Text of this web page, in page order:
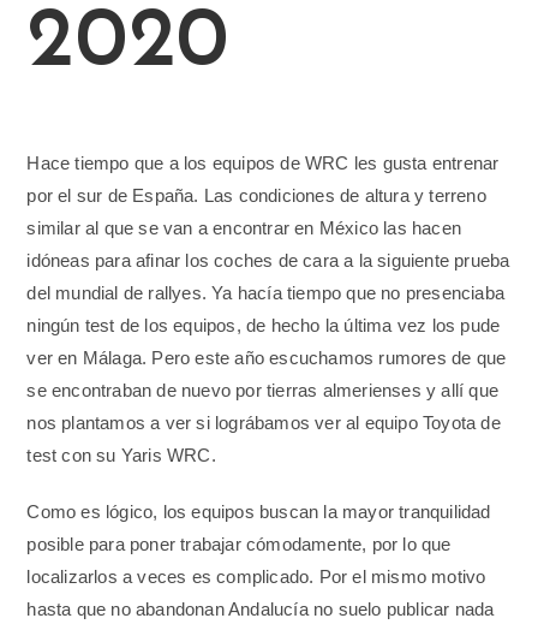
2020
Hace tiempo que a los equipos de WRC les gusta entrenar
por el sur de España. Las condiciones de altura y terreno
similar al que se van a encontrar en México las hacen
idóneas para afinar los coches de cara a la siguiente prueba
del mundial de rallyes. Ya hacía tiempo que no presenciaba
ningún test de los equipos, de hecho la última vez los pude
ver en Málaga. Pero este año escuchamos rumores de que
se encontraban de nuevo por tierras almerienses y allí que
nos plantamos a ver si lográbamos ver al equipo Toyota de
test con su Yaris WRC.
Como es lógico, los equipos buscan la mayor tranquilidad
posible para poner trabajar cómodamente, por lo que
localizarlos a veces es complicado. Por el mismo motivo
hasta que no abandonan Andalucía no suelo publicar nada